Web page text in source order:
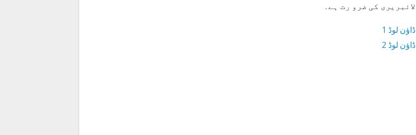
لائبریری کی ضرو رت ہے۔
ڈاؤن لوڈ 1
ڈاؤن لوڈ 2